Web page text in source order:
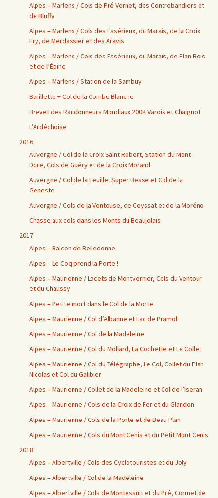
Alpes – Marlens / Cols de Pré Vernet, des Contrebandiers et
de Bluffy
Alpes – Marlens / Cols des Essérieux, du Marais, de la Croix
Fry, de Merdassier et des Aravis
Alpes – Marlens / Cols des Essérieux, du Marais, de Plan Bois
et de l’Épine
Alpes – Marlens / Station de la Sambuy
Barillette + Col de la Combe Blanche
Brevet des Randonneurs Mondiaux 200K Varois et Chaignot
L’Ardéchoise
2016
Auvergne / Col de la Croix Saint Robert, Station du Mont-
Dore, Cols de Guéry et de la Croix Morand
Auvergne / Col de la Feuille, Super Besse et Col de la
Geneste
Auvergne / Cols de la Ventouse, de Ceyssat et de la Moréno
Chasse aux cols dans les Monts du Beaujolais
2017
Alpes – Balcon de Belledonne
Alpes – Le Coq prend la Porte !
Alpes – Maurienne / Lacets de Montvernier, Cols du Ventour
et du Chaussy
Alpes – Petite mort dans le Col de la Morte
Alpes – Maurienne / Col d’Albanne et Lac de Pramol
Alpes – Maurienne / Col de la Madeleine
Alpes – Maurienne / Col du Mollard, La Cochette et Le Collet
Alpes – Maurienne / Col du Télégraphe, Le Col, Collet du Plan
Nicolas et Col du Galibier
Alpes – Maurienne / Collet de la Madeleine et Col de l’Iseran
Alpes – Maurienne / Cols de la Croix de Fer et du Glandon
Alpes – Maurienne / Cols de la Porte et de Beau Plan
Alpes – Maurienne / Cols du Mont Cenis et du Petit Mont Cenis
2018
Alpes – Albertville / Cols des Cyclotouristes et du Joly
Alpes – Albertville / Col de la Madeleine
Alpes – Albertville / Cols de Montessuit et du Pré, Cormet de